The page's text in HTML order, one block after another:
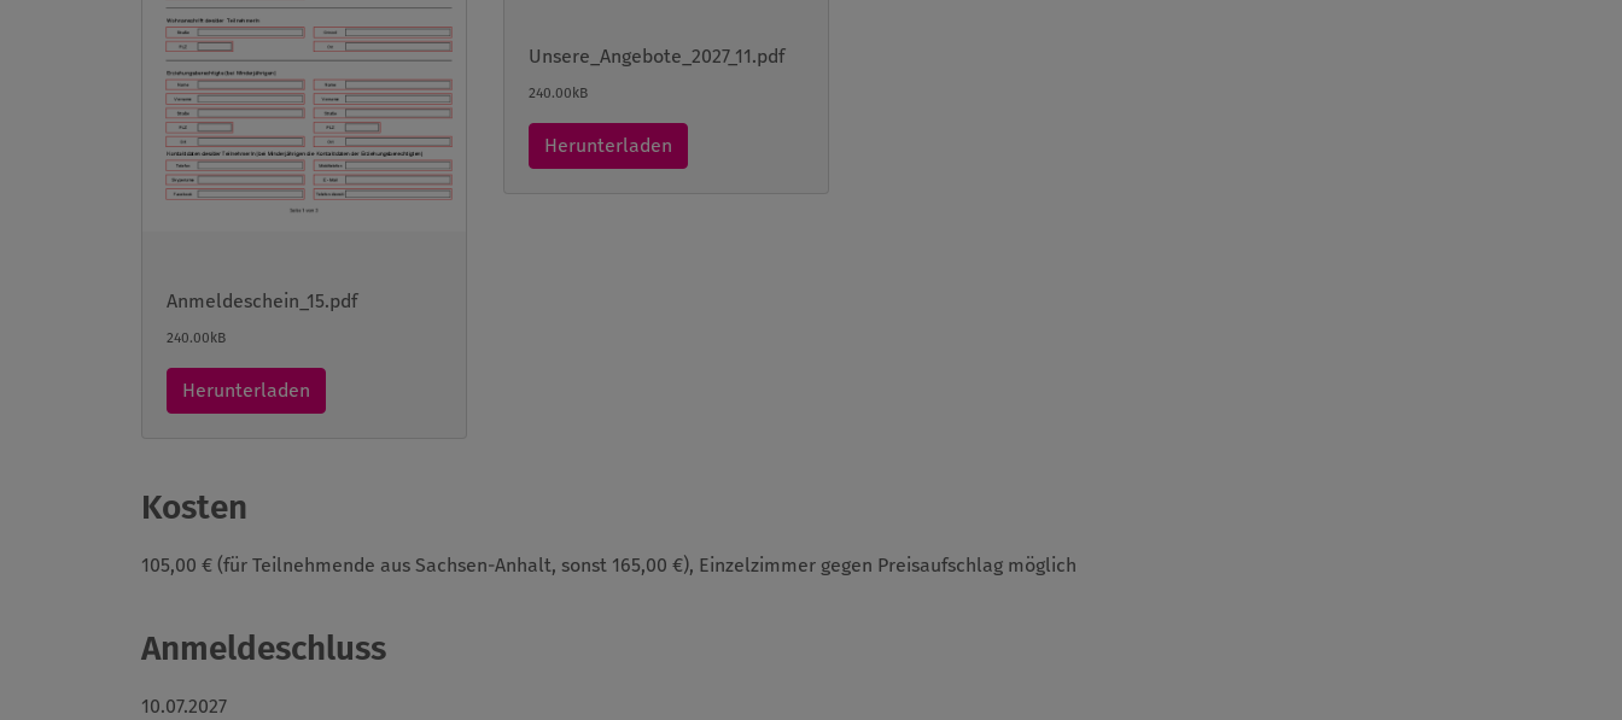
Anmeldeschein_15.pdf
240.00kB
Herunterladen
Unsere_Angebote_2027_11.pdf
240.00kB
Herunterladen
Kosten
105,00 € (für Teilnehmende aus Sachsen-Anhalt, sonst 165,00 €), Einzelzimmer gegen Preisaufschlag möglich
Anmeldeschluss
10.07.2027